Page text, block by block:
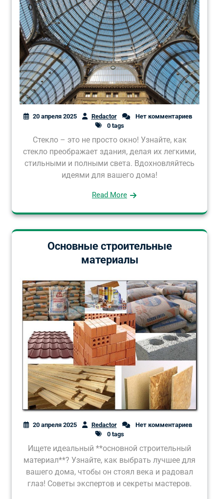
20 апреля 2025 Redactor
Нет комментариев
0 tags
Стекло – это не просто окно! Узнайте, как
стекло преображает здания, делая их легкими,
стильными и полными света. Вдохновляйтесь
идеями для вашего дома!
Read More
Основные строительные
материалы
20 апреля 2025 Redactor
Нет комментариев
0 tags
Ищете идеальный **основной строительный
материал**? Узнайте, как выбрать лучшее для
вашего дома, чтобы он стоял века и радовал
глаз! Советы экспертов и секреты мастеров.